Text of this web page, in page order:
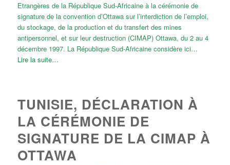
Etrangères de la République Sud-Africaine à la cérémonie de
signature de la convention d’Ottawa sur l’interdiction de l’emploi,
du stockage, de la production et du transfert des mines
antipersonnel, et sur leur destruction (CIMAP) Ottawa, du 2 au 4
décembre 1997. La République Sud-Africaine considère ici…
Lire la suite…
TUNISIE, DÉCLARATION À
LA CÉRÉMONIE DE
SIGNATURE DE LA CIMAP À
OTTAWA